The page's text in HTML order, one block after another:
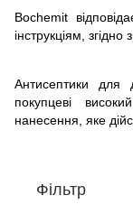
Bochemit
інструкціям,
Антисептики для
покупцеві
нанесення, яке
Фільтр